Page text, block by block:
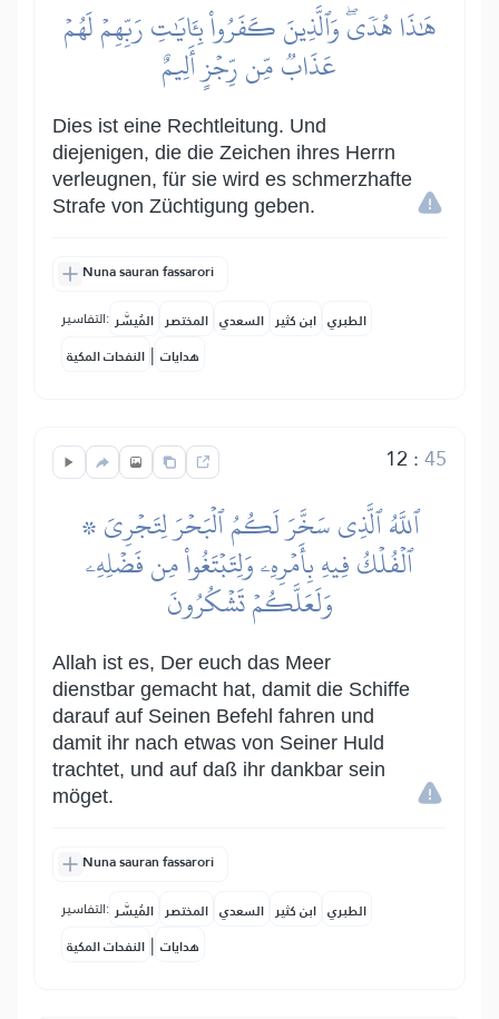
هَٰذَا هُدٗىۖ وَٱلَّذِينَ كَفَرُواْ بِـَٔايَٰتِ رَبِّهِمۡ لَهُمۡ
عَذَابٞ مِّن رِّجۡزٍ أَلِيمٌ
Dies ist eine Rechtleitung. Und
diejenigen, die die Zeichen ihres Herrn
verleugnen, für sie wird es schmerzhafte
Strafe von Züchtigung geben.
Nuna sauran fassarori
التفاسير: المُيسَّر المختصر السعدي ابن كثير الطبري
النفحات المكية | هدايات
12 :45
۞ ٱللَّهُ ٱلَّذِي سَخَّرَ لَكُمُ ٱلۡبَحۡرَ لِتَجۡرِيَ
ٱلۡفُلۡكُ فِيهِ بِأَمۡرِهِۦ وَلِتَبۡتَغُواْ مِن فَضۡلِهِۦ
وَلَعَلَّكُمۡ تَشۡكُرُونَ
Allah ist es, Der euch das Meer
dienstbar gemacht hat, damit die Schiffe
darauf auf Seinen Befehl fahren und
damit ihr nach etwas von Seiner Huld
trachtet, und auf daß ihr dankbar sein
möget.
Nuna sauran fassarori
التفاسير: المُيسَّر المختصر السعدي ابن كثير الطبري
النفحات المكية | هدايات